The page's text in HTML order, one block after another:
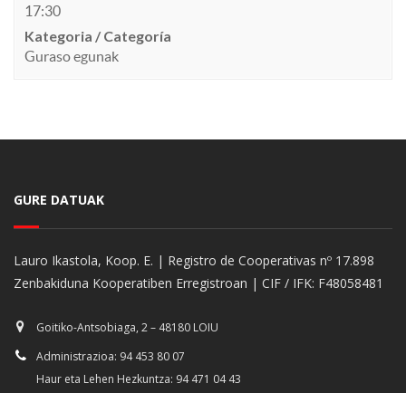
17:30
Kategoria / Categoría
Guraso egunak
GURE DATUAK
Lauro Ikastola, Koop. E. | Registro de Cooperativas nº 17.898
Zenbakiduna Kooperatiben Erregistroan | CIF / IFK: F48058481
Goitiko-Antsobiaga, 2 – 48180 LOIU
Administrazioa: 94 453 80 07
Haur eta Lehen Hezkuntza: 94 471 04 43